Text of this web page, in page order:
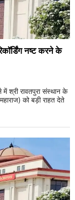
नष्ट करने के
में श्री रावतपुरा संस्थान के
को बड़ी राहत देते